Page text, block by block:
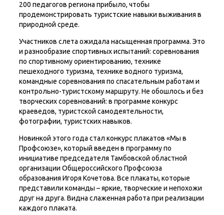
200 педагогов региона прибыло, чтобы
продемонстрировать туристские навыки выживания в
природной среде.
Участников слета ожидала насыщенная программа. Это
и разнообразие спортивных испытаний: соревнования
по спортивному ориентированию, технике
пешеходного туризма, технике водного туризма,
командные соревнования по спасательным работам и
контрольно-туристскому маршруту. Не обошлось и без
творческих соревнований: в программе конкурс
краеведов, туристской самодеятельности,
фотографии, туристских навыков.
Новинкой этого года стал конкурс плакатов «Мы в
Профсоюзе», который введен в программу по
инициативе председателя Тамбовской областной
организации Общероссийского Профсоюза
образования Игоря Кочетова. Все плакаты, которые
представили команды – яркие, творческие и непохожи
друг на друга. Видна слаженная работа при реализации
каждого плаката.